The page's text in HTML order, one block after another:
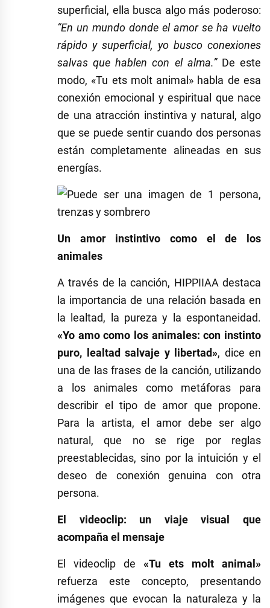
superficial, ella busca algo más poderoso:
“En un mundo donde el amor se ha vuelto
rápido y superficial, yo busco conexiones
salvas que hablen con el alma.”De este
modo, «Tu ets molt animal» habla de esa
conexión emocional y espiritual que nace
de una atracción instintiva y natural, algo
que se puede sentir cuando dos personas
están completamente alineadas en sus
energías.
Un amor instintivo como el de los
animales
A través de la canción, HIPPIIAA destaca
la importancia de una relación basada en
la lealtad, la pureza y la espontaneidad.
«Yo amo como los animales: con instinto
puro, lealtad salvaje y libertad», dice en
una de las frases de la canción, utilizando
a los animales como metáforas para
describir el tipo de amor que propone.
Para la artista, el amor debe ser algo
natural, que no se rige por reglas
preestablecidas, sino por la intuición y el
deseo de conexión genuina con otra
persona.
El videoclip: un viaje visual que
acompaña el mensaje
El videoclip de «Tu ets molt animal»
refuerza este concepto, presentando
imágenes que evocan la naturaleza y la